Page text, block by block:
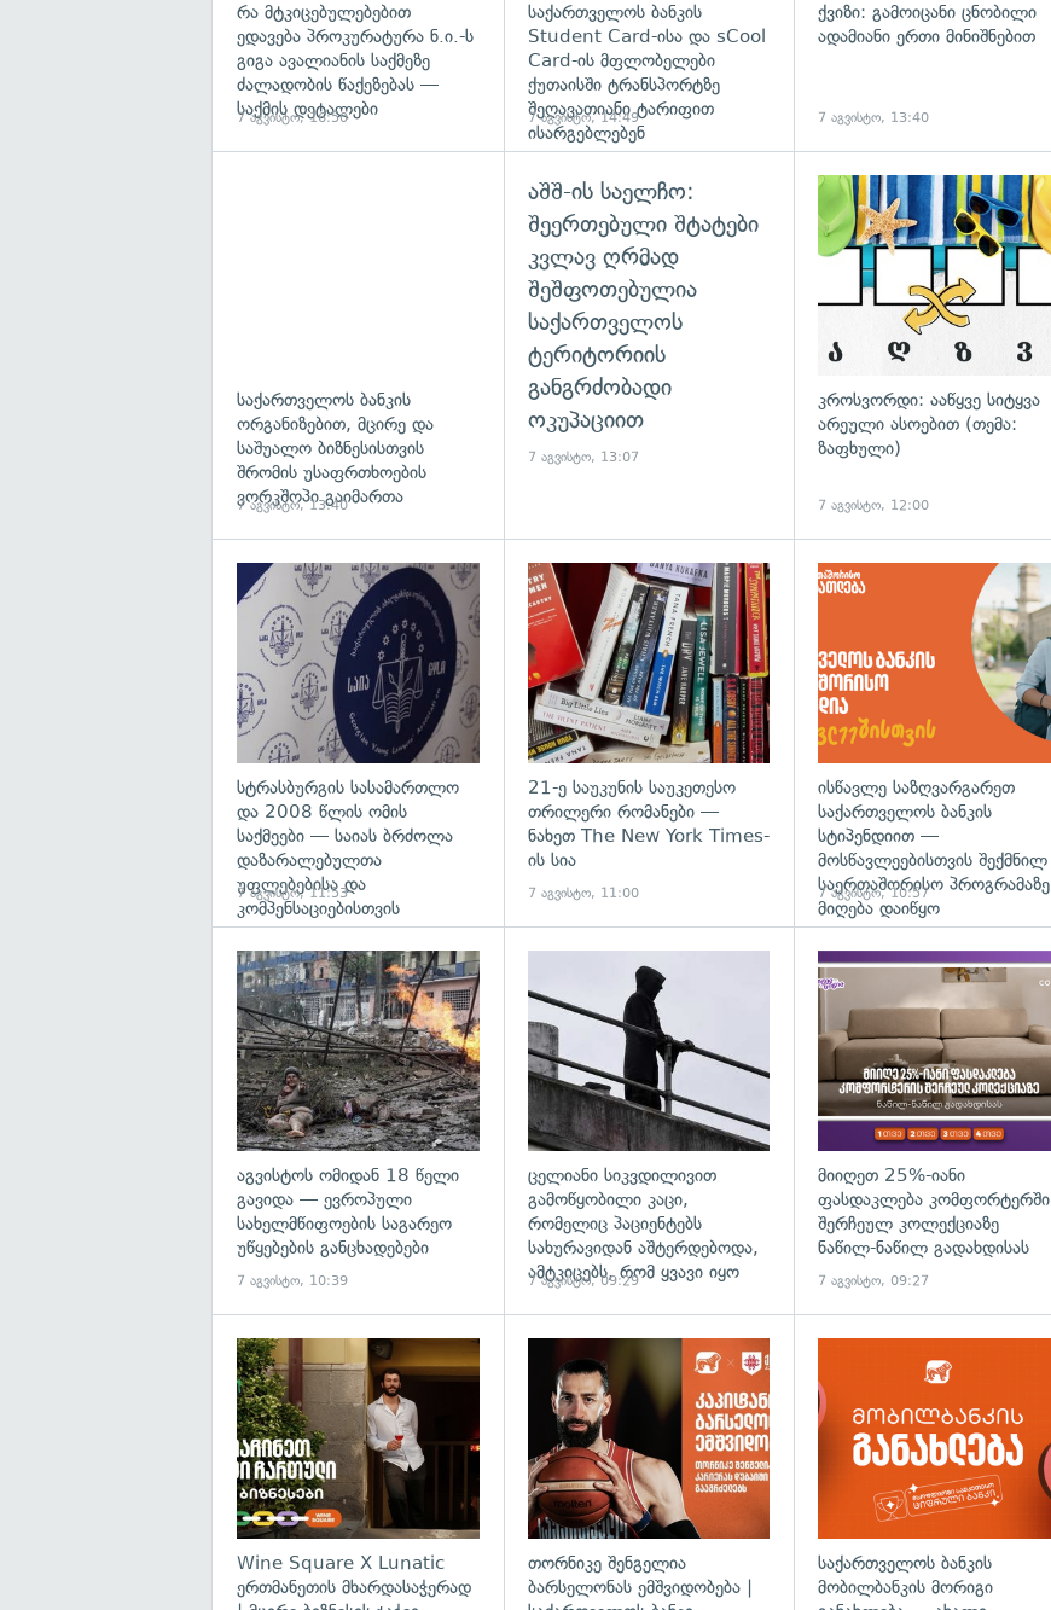
რა მტკიცებულებებით
ედავება პროკურატურა ნ.ი.-ს
გიგა ავალიანის საქმეზე
ძალადობის წაქეზებას —
საქმის დეტალები
7 აგვისტო, 16:50
საქართველოს ბანკის
Student Card-ისა და sCool
Card-ის მფლობელები
ქუთაისში ტრანსპორტზე
შეღავათიანი ტარიფით
ისარგებლებენ
7 აგვისტო, 14:49
ქვიზი: გამოიცანი ცნობილი
ადამიანი ერთი მინიშნებით
7 აგვისტო, 13:40
საქართველოს ბანკის
ორგანიზებით, მცირე და
საშუალო ბიზნესისთვის
შრომის უსაფრთხოების
ვორკშოპი გაიმართა
7 აგვისტო, 13:40
აშშ-ის საელჩო:
შეერთებული შტატები
კვლავ ღრმად
შეშფოთებულია
საქართველოს
ტერიტორიის
განგრძობადი
ოკუპაციით
7 აგვისტო, 13:07
კროსვორდი: ააწყვე სიტყვა
არეული ასოებით (თემა:
ზაფხული)
7 აგვისტო, 12:00
გადახედვა
სტრასბურგის სასამართლო
და 2008 წლის ომის
საქმეები — საიას ბრძოლა
დაზარალებულთა
უფლებებისა და
კომპენსაციებისთვის
7 აგვისტო, 11:53
გადახედვა
21-ე საუკუნის საუკეთესო
თრილერი რომანები —
ნახეთ The New York Times-
ის სია
7 აგვისტო, 11:00
ისწავლე საზღვარგარეთ
საქართველოს ბანკის
სტიპენდიით —
მოსწავლეებისთვის შექმნილ
საერთაშორისო პროგრამაზე
მიღება დაიწყო
7 აგვისტო, 10:57
აგვისტოს ომიდან 18 წელი
გავიდა — ევროპული
სახელმწიფოების საგარეო
უწყებების განცხადებები
7 აგვისტო, 10:39
გადახედვა
ცელიანი სიკვდილივით
გამოწყობილი კაცი,
რომელიც პაციენტებს
სახურავიდან აშტერდებოდა,
ამტკიცებს, რომ ყვავი იყო
7 აგვისტო, 09:29
მიიღეთ 25%-იანი
ფასდაკლება კომფორტერში
შერჩეულ კოლექციაზე
ნაწილ-ნაწილ გადახდისას
7 აგვისტო, 09:27
Wine Square X Lunatic
ერთმანეთის მხარდასაჭერად
თორნიკე შენგელია
ბარსელონას ემშვიდობება |
საქართველოს ბანკის
მობილბანკის მორიგი